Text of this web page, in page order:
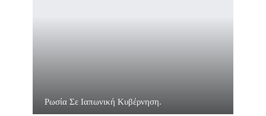
Ρωσία Σε Ιαπωνική Κυβέρνηση.